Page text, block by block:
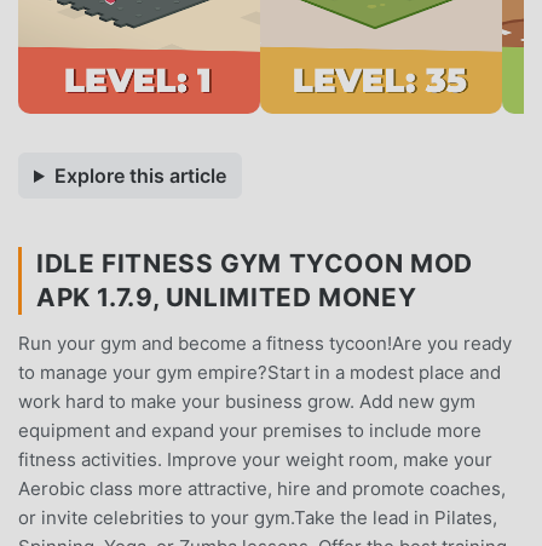
Explore this article
IDLE FITNESS GYM TYCOON MOD
APK 1.7.9, UNLIMITED MONEY
Run your gym and become a fitness tycoon!Are you ready
to manage your gym empire?Start in a modest place and
work hard to make your business grow. Add new gym
equipment and expand your premises to include more
fitness activities. Improve your weight room, make your
Aerobic class more attractive, hire and promote coaches,
or invite celebrities to your gym.Take the lead in Pilates,